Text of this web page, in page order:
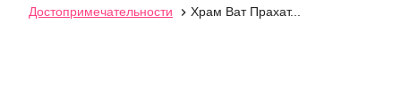
Достопримечательности
 Храм Ват Прахат...